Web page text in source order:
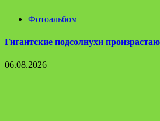
Фотоальбом
Гигантские подсолнухи
06.08.2026